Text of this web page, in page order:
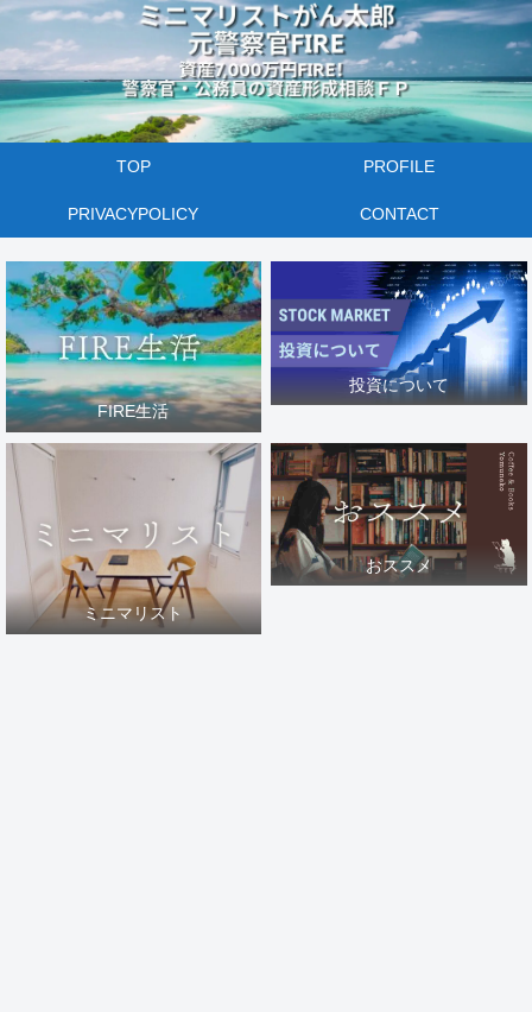
TOP PROFILE
PRIVACYPOLICY CONTACT
FIRE生活
投資について
ミニマリスト
おススメ